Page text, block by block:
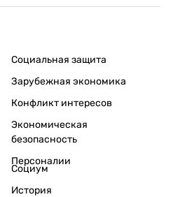
Социальная защита
Зарубежная экономика
Конфликт интересов
Экономическая
безопасность
Персоналии
Социум
История